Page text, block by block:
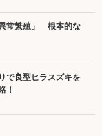
常繁殖」 根本的な
で良型ヒラスズキを
！